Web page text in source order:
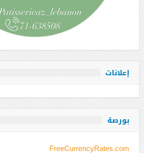
إعلانات
بورصة
FreeCurrencyRates.com